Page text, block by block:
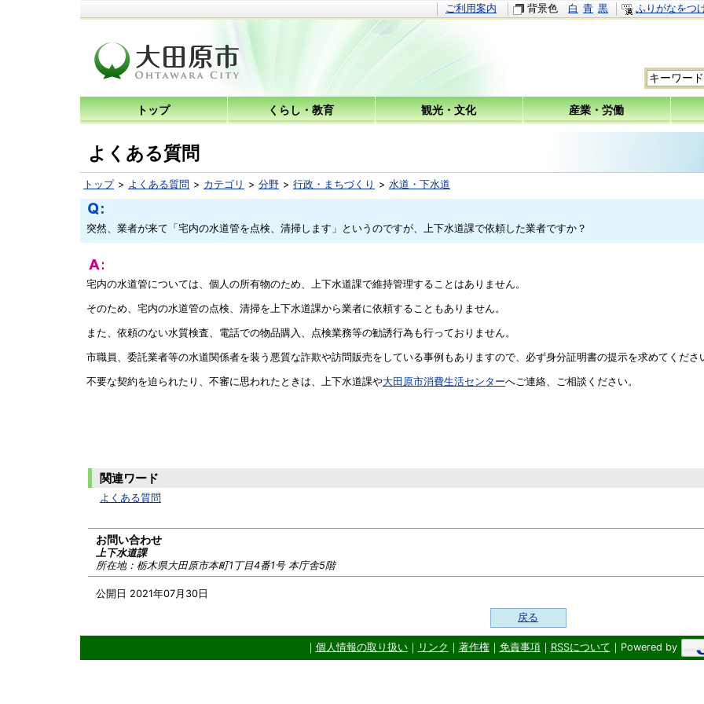
ご利用案内 背景色 白 青 黒 ふりがなをつ
トップ くらし・教育 観光・文化 産業・労働
よくある質問
トップ よくある質問 カテゴリ 分野 行政・まちづくり 水道・下水道
公開日 2021年07月30日
突然、業者が来て「宅内の水道管を点検、清掃します」というのですが、上下水道課で依頼した業者ですか？
宅内の水道管については、個人の所有物のため、上下水道課で維持管理することはありません。
そのため、宅内の水道管の点検、清掃を上下水道課から業者に依頼することもありません。
また、依頼のない水質検査、電話での物品購入、点検業務等の勧誘行為も行っておりません。
市職員、委託業者等の水道関係者を装う悪質な詐欺や訪問販売をしている事例もありますので、必ず身分証明書の提示を求めてくださ
不要な契約を迫られたり、不審に思われたときは、上下水道課や大田原市消費生活センターへご連絡、ご相談ください。
関連ワード
よくある質問
お問い合わせ
上下水道課
所在地： 栃木県大田原市本町1丁目4番1号 本庁舎5階
戻る
｜ 個人情報の取り扱い｜ リンク ｜ 著作権｜ 免責事項｜ RSSについて ｜Powered by